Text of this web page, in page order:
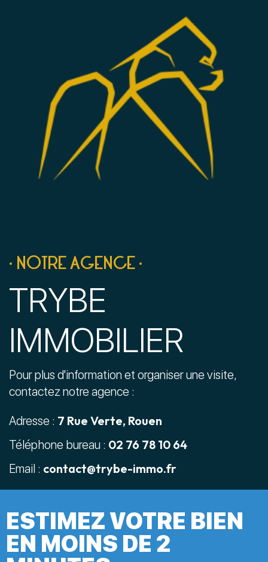
• NOTRE AGENCE •
TRYBE
IMMOBILIER
Pour plus d'information et organiser une visite,
contactez notre agence :
Adresse : 7 Rue Verte, Rouen
Téléphone bureau : 02 76 78 10 64
Email : contact@trybe-immo.fr
ESTIMEZ VOTRE BIEN
EN MOINS DE 2